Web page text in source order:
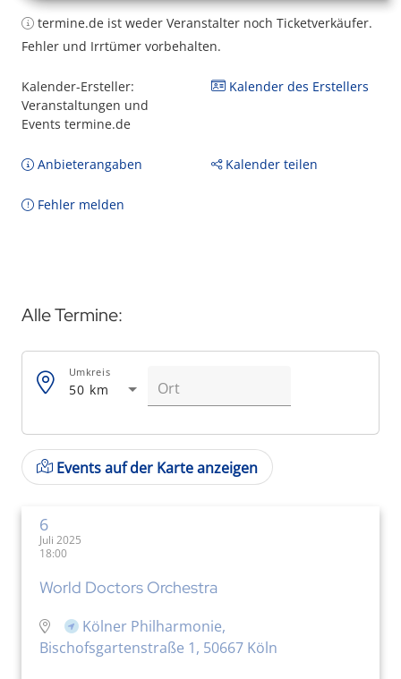
termine.de ist weder Veranstalter noch Ticketverkäufer.
Fehler und Irrtümer vorbehalten.
Kalender-Ersteller:
Veranstaltungen und
Events termine.de
Kalender des Erstellers
Anbieterangaben Kalender teilen
Fehler melden
Alle Termine:
50 km
Umkreis
Events auf der Karte anzeigen
6
Juli 2025
18:00
World Doctors Orchestra
Kölner Philharmonie,
Bischofsgartenstraße 1, 50667 Köln